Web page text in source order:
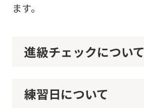
ます。
進級チェックについて
練習日について